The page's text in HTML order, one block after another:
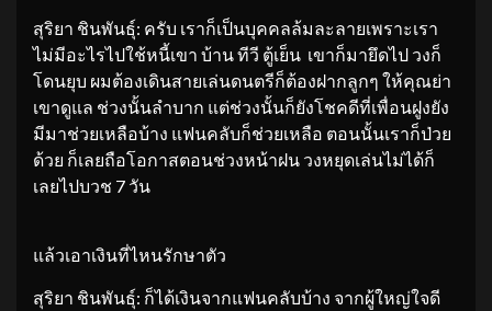
สุริยา ชินพันธุ์: ครับ เราก็เป็นบุคคลล้มละลายเพราะเรา
ไม่มีอะไรไปใช้หนี้เขา บ้าน ทีวี ตู้เย็น เขาก็มายึดไป วงก็
โดนยุบ ผมต้องเดินสายเล่นดนตรีก็ต้องฝากลูกๆ ให้คุณย่า
เขาดูแล ช่วงนั้นลำบาก แต่ช่วงนั้นก็ยังโชคดีที่เพื่อนฝูงยัง
มีมาช่วยเหลือบ้าง แฟนคลับก็ช่วยเหลือ ตอนนั้นเราก็ป่วย
ด้วย ก็เลยถือโอกาสตอนช่วงหน้าฝน วงหยุดเล่นไม่ได้ก็
เลยไปบวช 7 วัน
แล้วเอาเงินที่ไหนรักษาตัว
สุริยา ชินพันธุ์: ก็ได้เงินจากแฟนคลับบ้าง จากผู้ใหญ่ใจดี